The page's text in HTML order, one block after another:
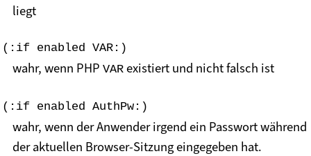
liegt
(:if enabled VAR:)
wahr, wenn PHP VAR existiert und nicht falsch ist
(:if enabled AuthPw:)
wahr, wenn der Anwender irgend ein Passwort während
der aktuellen Browser-Sitzung eingegeben hat.